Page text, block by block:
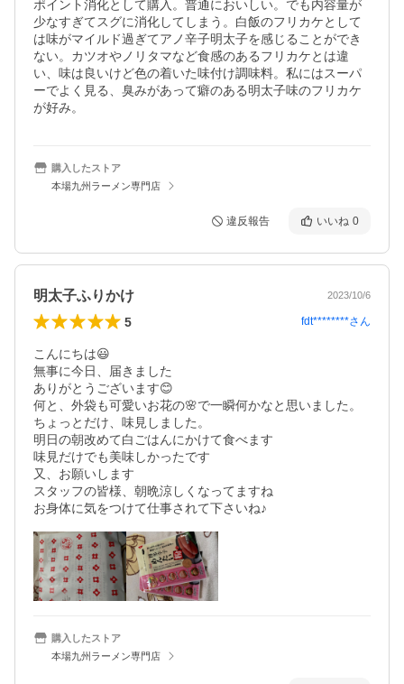
ポイント消化として購入。普通においしい。でも内容量が
少なすぎてスグに消化してしまう。白飯のフリカケとして
は味がマイルド過ぎてアノ辛子明太子を感じることができ
ない。カツオやノリタマなど食感のあるフリカケとは違
い、味は良いけど色の着いた味付け調味料。私にはスーパ
ーでよく見る、臭みがあって癖のある明太子味のフリカケ
が好み。
購入したストア
本場九州ラーメン専門店
違反報告 いいね 0
明太子ふりかけ 2023/10/6
5 fdt********さん
こんにちは😃
無事に今日、届きました
ありがとうございます😊
何と、外袋も可愛いお花の🌸で一瞬何かなと思いました。
ちょっとだけ、味見しました。
明日の朝改めて白ごはんにかけて食べます
味見だけでも美味しかったです
又、お願いします
スタッフの皆様、朝晩涼しくなってますね
お身体に気をつけて仕事されて下さいね♪
購入したストア
本場九州ラーメン専門店